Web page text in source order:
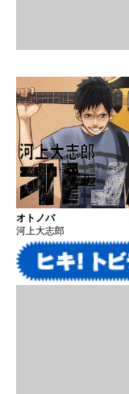
オトノバ
河上大志郎